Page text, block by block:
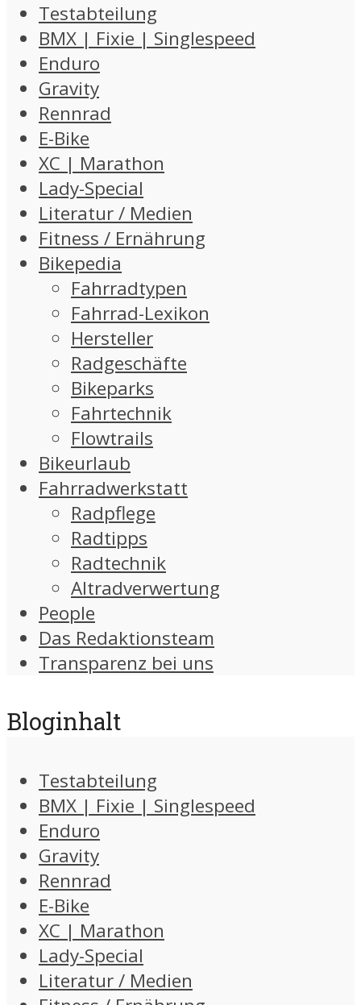
Testabteilung
BMX | Fixie | Singlespeed
Enduro
Gravity
Rennrad
E-Bike
XC | Marathon
Lady-Special
Literatur / Medien
Fitness / Ernährung
Bikepedia
Fahrradtypen
Fahrrad-Lexikon
Hersteller
Radgeschäfte
Bikeparks
Fahrtechnik
Flowtrails
Bikeurlaub
Fahrradwerkstatt
Radpflege
Radtipps
Radtechnik
Altradverwertung
People
Das Redaktionsteam
Transparenz bei uns
Bloginhalt
Testabteilung
BMX | Fixie | Singlespeed
Enduro
Gravity
Rennrad
E-Bike
XC | Marathon
Lady-Special
Literatur / Medien